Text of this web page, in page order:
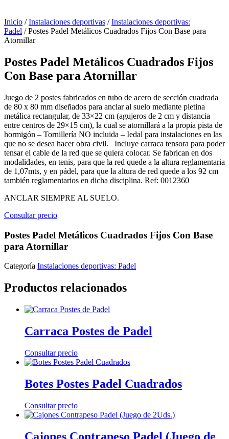
Inicio /Instalaciones deportivas /Instalaciones deportivas:
Padel / Postes Padel Metálicos Cuadrados Fijos Con Base para
Atornillar
Postes Padel Metálicos Cuadrados Fijos
Con Base para Atornillar
Juego de 2 postes fabricados en tubo de acero de sección cuadrada
de 80 x 80 mm diseñados para anclar al suelo mediante pletina
metálica rectangular, de 33×22 cm (agujeros de 2 cm y distancia
entre centros de 29×15 cm), la cual se atornillará a la propia pista de
hormigón – Tornillería NO incluida – Iedal para instalaciones en las
que no se desea hacer obra civil. Incluye carraca tensora para poder
tensar el cable de la red que se quiera colocar. Se fabrican en dos
modalidades, en tenis, para que la red quede a la altura reglamentaria
de 1,07mts, y en pádel, para que la altura de red quede a los 92 cm
también reglamentarios en dicha disciplina. Ref: 0012360
ANCLAR SIEMPRE AL SUELO.
Consultar precio
Postes Padel Metálicos Cuadrados Fijos Con Base
para Atornillar
Categoría Instalaciones deportivas: Padel
Productos relacionados
Carraca Postes de Padel
Consultar precio
Botes Postes Padel Cuadrados
Consultar precio
Cajones Contrapeso Padel (Juego de